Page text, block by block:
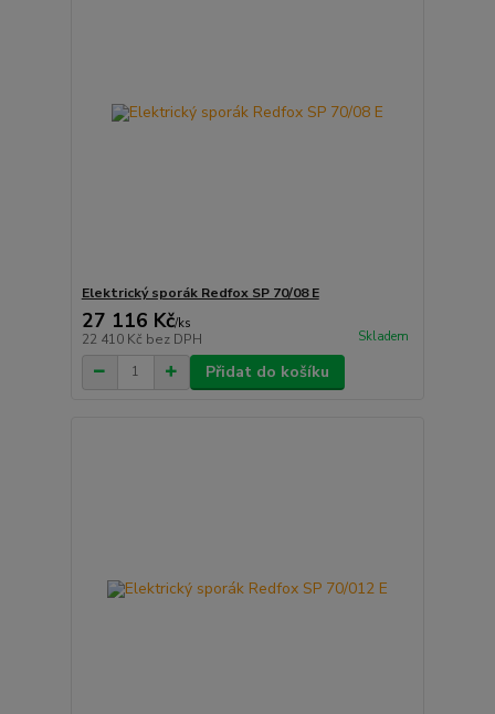
Elektrický sporák Redfox SP 70/08 E
27 116 Kč/ks
22 410 Kč bez DPH Skladem
Přidat do košíku